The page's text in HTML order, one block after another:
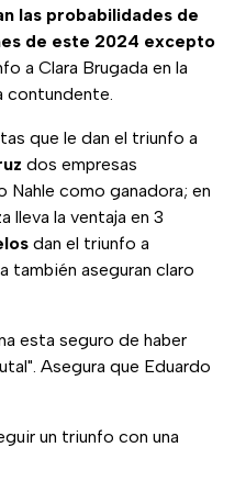
las probabilidades de
de este 2024 excepto
a Clara Brugada en la
contundente.
que le dan el triunfo a
dos empresas
Nahle como ganadora; en
lleva la ventaja en 3
dan el triunfo a
también aseguran claro
esta seguro de haber
Asegura que Eduardo
un triunfo con una